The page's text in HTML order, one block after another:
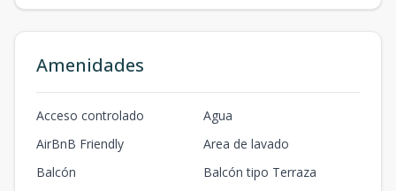
Amenidades
Acceso controlado
Agua
AirBnB Friendly
Area de lavado
Balcón
Balcón tipo Terraza